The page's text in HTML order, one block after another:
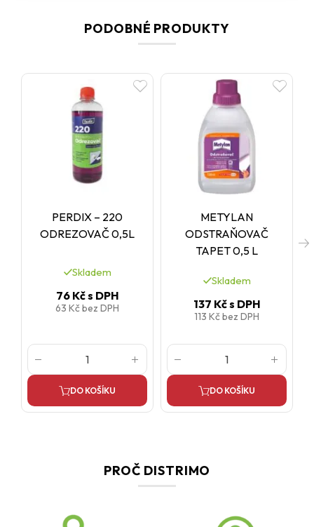
PODOBNÉ PRODUKTY
PERDIX – 220
ODREZOVAČ 0,5L
Skladem
76 Kčs DPH
63 Kčbez DPH
DO KOŠÍKU
METYLAN
ODSTRAŇOVAČ
TAPET 0,5 L
Skladem
137 Kčs DPH
113 Kčbez DPH
DO KOŠÍKU
PROČ DISTRIMO